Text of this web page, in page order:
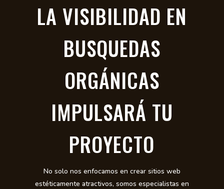
LA VISIBILIDAD EN
BUSQUEDAS
ORGÁNICAS
IMPULSARÁ TU
PROYECTO
No solo nos enfocamos en crear sitios web
estéticamente atractivos, somos especialistas en